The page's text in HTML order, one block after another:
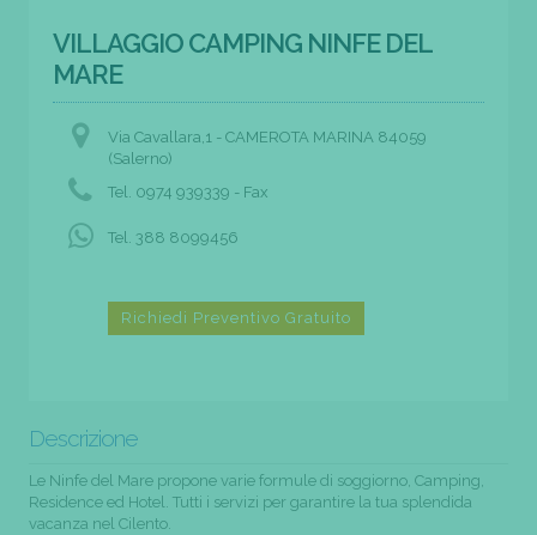
VILLAGGIO CAMPING NINFE DEL
MARE
Via Cavallara,1 - CAMEROTA MARINA 84059
(Salerno)
Tel. 0974 939339 - Fax
Tel. 388 8099456
Richiedi Preventivo Gratuito
Descrizione
Le Ninfe del Mare propone varie formule di soggiorno, Camping,
Residence ed Hotel. Tutti i servizi per garantire la tua splendida
vacanza nel Cilento.